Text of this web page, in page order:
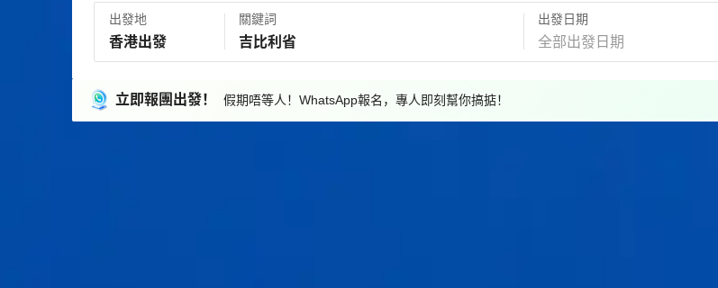
出發地 關鍵詞 出發日期
立即報團出發！ 假期唔等人！WhatsApp報名，專人即刻幫你搞掂！